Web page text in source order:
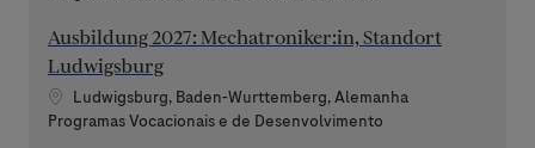
Ausbildung 2027: Mechatroniker:in, Standort
Ludwigsburg
Localização
Ludwigsburg, Baden-Wurttemberg, Alemanha
Categoria
Programas Vocacionais e de Desenvolvimento